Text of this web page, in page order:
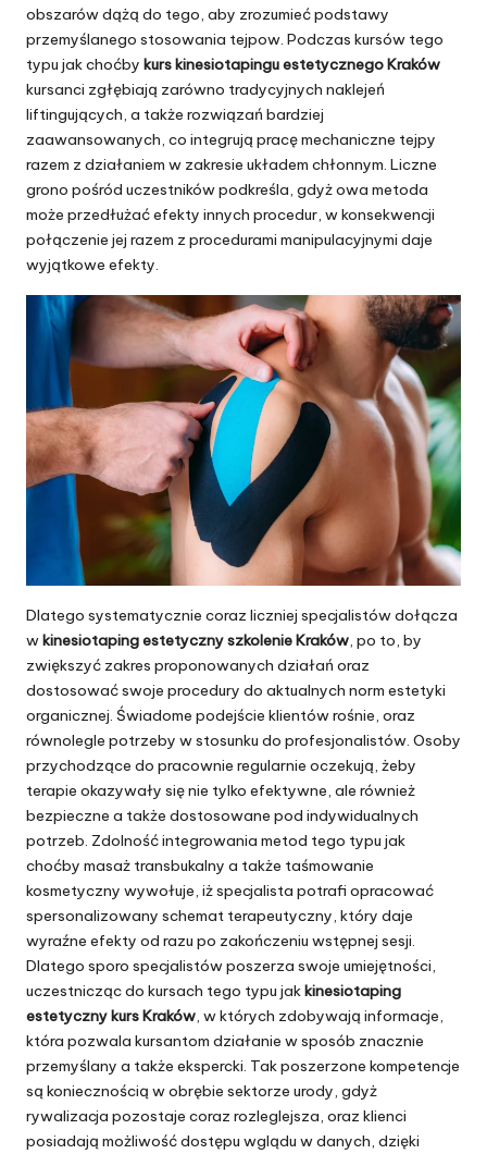
obszarów dążą do tego, aby zrozumieć podstawy
przemyślanego stosowania tejpow. Podczas kursów tego
typu jak choćby kurs kinesiotapingu estetycznego Kraków
kursanci zgłębiają zarówno tradycyjnych naklejeń
liftingujących, a także rozwiązań bardziej
zaawansowanych, co integrują pracę mechaniczne tejpy
razem z działaniem w zakresie układem chłonnym. Liczne
grono pośród uczestników podkreśla, gdyż owa metoda
może przedłużać efekty innych procedur, w konsekwencji
połączenie jej razem z procedurami manipulacyjnymi daje
wyjątkowe efekty.
Dlatego systematycznie coraz liczniej specjalistów dołącza
wkinesiotaping estetyczny szkolenie Kraków, po to, by
zwiększyć zakres proponowanych działań oraz
dostosować swoje procedury do aktualnych norm estetyki
organicznej. Świadome podejście klientów rośnie, oraz
równolegle potrzeby w stosunku do profesjonalistów. Osoby
przychodzące do pracownie regularnie oczekują, żeby
terapie okazywały się nie tylko efektywne, ale również
bezpieczne a także dostosowane pod indywidualnych
potrzeb. Zdolność integrowania metod tego typu jak
choćby masaż transbukalny a także taśmowanie
kosmetyczny wywołuje, iż specjalista potrafi opracować
spersonalizowany schemat terapeutyczny, który daje
wyraźne efekty od razu po zakończeniu wstępnej sesji.
Dlatego sporo specjalistów poszerza swoje umiejętności,
uczestnicząc do kursach tego typu jakkinesiotaping
estetyczny kurs Kraków, w których zdobywają informacje,
która pozwala kursantom działanie w sposób znacznie
przemyślany a także ekspercki. Tak poszerzone kompetencje
są koniecznością w obrębie sektorze urody, gdyż
rywalizacja pozostaje coraz rozleglejsza, oraz klienci
posiadają możliwość dostępu wglądu w danych, dzięki